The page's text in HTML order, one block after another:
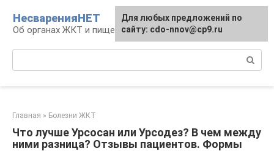
контенту
НесваренияНЕТ
Об органах ЖКТ и пищеварении
Главная » Болезни ЖКТ
Что лучше Урсосан или Урсодез? В чем между
ними разница? Отзывы пациентов. Формы
Для любых предложений по
сайту: cdo-nnov@cp9.ru